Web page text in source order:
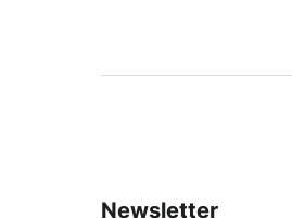
Newsletter